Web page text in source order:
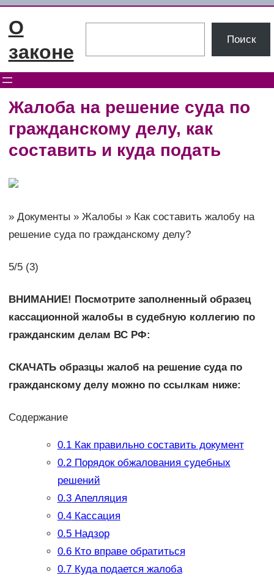
Перейти
О
законе
Поиск
Жалоба на решение суда по
гражданскому делу, как
составить и куда подать
» Документы » Жалобы » Как составить жалобу на
решение суда по гражданскому делу?
5/5 (3)
ВНИМАНИЕ! Посмотрите заполненный образец
кассационной жалобы в судебную коллегию по
гражданским делам ВС РФ:
СКАЧАТЬ образцы жалоб на решение суда по
гражданскому делу можно по ссылкам ниже:
Содержание
0.1Как правильно составить документ
0.2Порядок обжалования судебных
решений
0.3Апелляция
0.4Кассация
0.5Надзор
0.6Кто вправе обратиться
0.7Куда подается жалоба